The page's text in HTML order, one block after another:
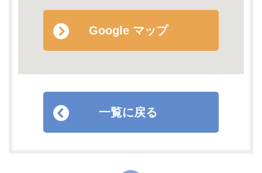
Google マップ
一覧に戻る